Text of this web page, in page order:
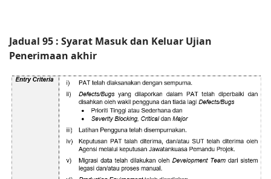
Jadual 95 : Syarat Masuk dan Keluar Ujian
Penerimaan akhir